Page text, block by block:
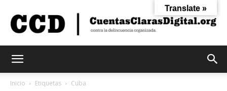
Inicio Etiquetas Cuba
Translate »